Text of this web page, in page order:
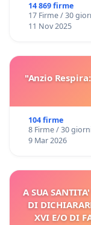
14 869 firme
17 Firme / 30
11 Nov 2025
"Anzio
104 firme
8 Firme / 30
9 Mar 2026
A SUA
DI
XVI E/O DI